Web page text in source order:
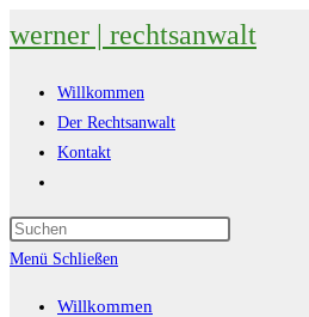
werner | rechtsanwalt
Willkommen
Der Rechtsanwalt
Kontakt
Menü Schließen
Willkommen